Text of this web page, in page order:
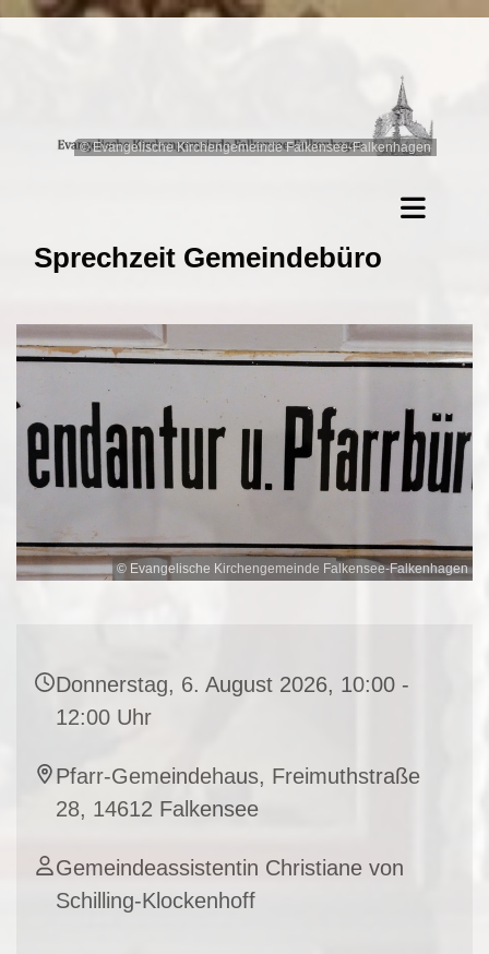
© Evangelische Kirchengemeinde Falkensee-Falkenhagen
Sprechzeit Gemeindebüro
© Evangelische Kirchengemeinde Falkensee-Falkenhagen
Donnerstag, 6. August 2026, 10:00 -
12:00 Uhr
Pfarr-Gemeindehaus, Freimuthstraße
28, 14612 Falkensee
Gemeindeassistentin Christiane von
Schilling-Klockenhoff